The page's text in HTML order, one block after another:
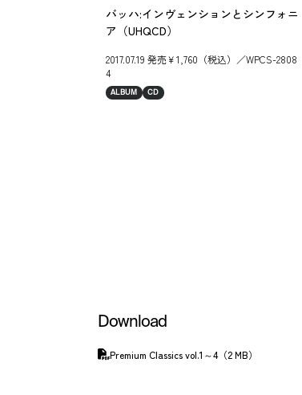
バッハ:インヴェンションとシンフォニ
ア（UHQCD）
2017.07.19 発売￥1,760（税込）／WPCS-2808
4
ALBUM CD
Download
Premium Classics vol.1～4（2 MB）